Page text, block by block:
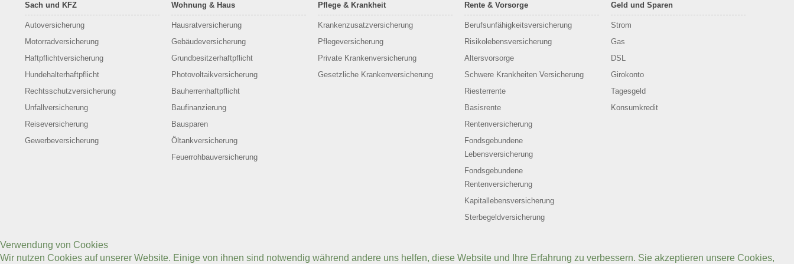
Sach und KFZ
Autoversicherung
Motorradversicherung
Haftpflichtversicherung
Hundehalterhaftpflicht
Rechtsschutzversicherung
Unfallversicherung
Reiseversicherung
Gewerbeversicherung
Wohnung & Haus
Hausratversicherung
Gebäudeversicherung
Grundbesitzerhaftpflicht
Photovoltaikversicherung
Bauherrenhaftpflicht
Baufinanzierung
Bausparen
Öltankversicherung
Feuerrohbauversicherung
Pflege & Krankheit
Krankenzusatzversicherung
Pflegeversicherung
Private Krankenversicherung
Gesetzliche Krankenversicherung
Rente & Vorsorge
Berufs­unfähigkeitsversicherung
Risikolebensversicherung
Altersvorsorge
Schwere Krankheiten Versicherung
Riesterrente
Basisrente
Rentenversicherung
Fondsgebundene
Lebensversicherung
Fondsgebundene
Rentenversicherung
Kapitallebensversicherung
Sterbegeldversicherung
Geld und Sparen
Strom
Gas
DSL
Girokonto
Tagesgeld
Konsumkredit
Verwendung von Cookies
Wir nutzen Cookies auf unserer Website. Einige von ihnen sind notwendig während andere uns helfen, diese Website und Ihre Erfahrung zu verbessern. Sie akzeptieren unsere Cookies,